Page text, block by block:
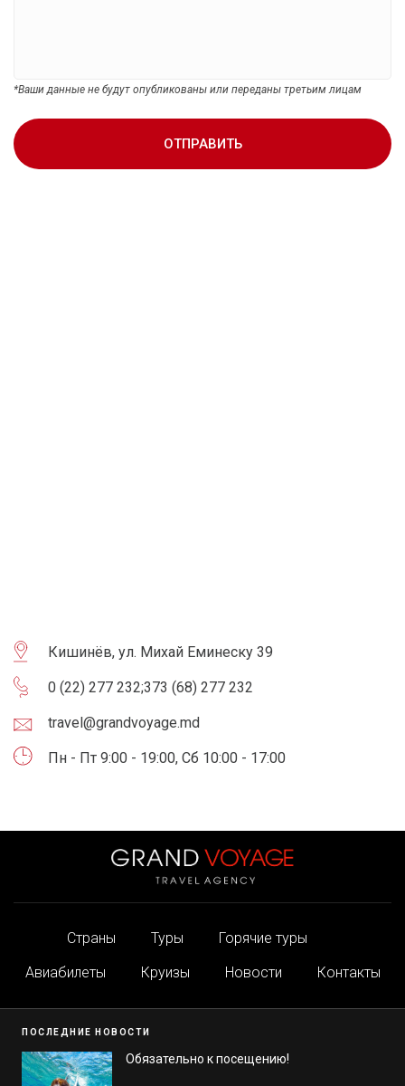
*Ваши данные не будут опубликованы или переданы третьим лицам
ОТПРАВИТЬ
Кишинёв, ул. Михай Еминеску 39
0 (22) 277 232;373 (68) 277 232
travel@grandvoyage.md
Пн - Пт 9:00 - 19:00, Сб 10:00 - 17:00
Страны Туры
Горячие туры
Авиабилеты
Круизы Новости Контакты
ПОСЛЕДНИЕ НОВОСТИ
Обязательно к посещению!